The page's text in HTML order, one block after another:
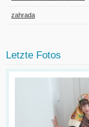
zahrada
Letzte Fotos